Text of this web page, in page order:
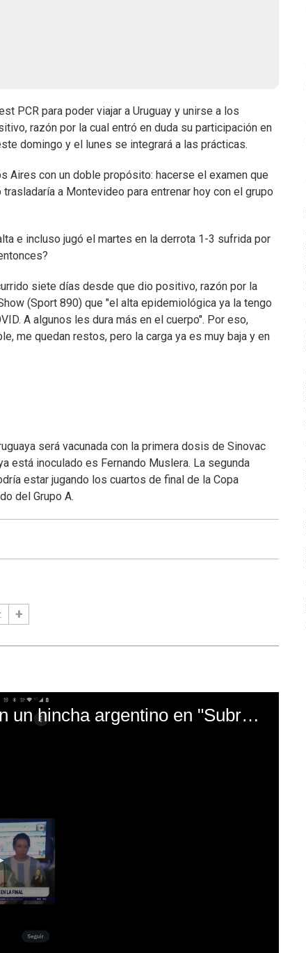
PCR para poder viajar a Uruguay y unirse a los
razón por la cual entró en duda su participación en
domingo y el lunes se integrará a las prácticas.
Aires con un doble propósito: hacerse el examen que
a Montevideo para entrenar hoy con el grupo
e incluso jugó el martes en la derrota 1-3 sufrida por
siete días desde que dio positivo, razón por la
(Sport 890) que "el alta epidemiológica ya la tengo
A algunos les dura más en el cuerpo". Por eso,
me quedan restos, pero la carga ya es muy baja y en
será vacunada con la primera dosis de Sinovac
está inoculado es Fernando Muslera. La segunda
estar jugando los cuartos de final de la Copa
del Grupo A.
El mal momento de Yanina Gasañol con un hincha argentino en "Subrayado"